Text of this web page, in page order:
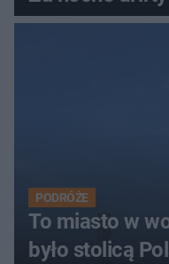
PODRÓŻE
To miasto w
było stolicą